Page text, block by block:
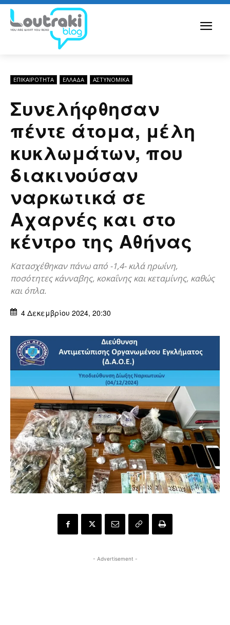
ΕΠΙΚΑΙΡΟΤΗΤΑ ΕΛΛΆΔΑ ΑΣΤΥΝΟΜΙΚΆ
Συνελήφθησαν
πέντε άτομα, μέλη
κυκλωμάτων, που
διακινούσαν
ναρκωτικά σε
Αχαρνές και στο
κέντρο της Αθήνας
Κατασχέθηκαν πάνω από -1,4- κιλά ηρωίνη,
ποσότητες κάνναβης, κοκαΐνης και κεταμίνης, καθώς
και όπλα.
4 Δεκεμβρίου 2024, 20:30
- Advertisement -